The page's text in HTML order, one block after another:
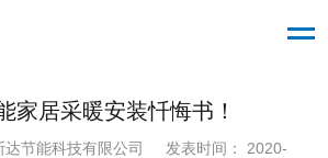
家居采暖安装忏悔书！
节能科技有限公司
发表时间： 2020-